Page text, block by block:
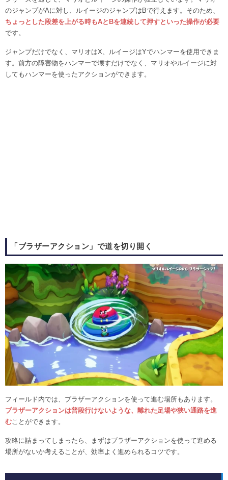
のジャンプがAに対し、ルイージのジャンプはBで行えます。そのため、
ちょっとした段差を上がる時もAとBを連続して押すといった操作が必要
です。
ジャンプだけでなく、マリオはX、ルイージはYでハンマーを使用できま
す。前方の障害物をハンマーで壊すだけでなく、マリオやルイージに対
してもハンマーを使ったアクションができます。
「ブラザーアクション」で道を切り開く
フィールド内では、ブラザーアクションを使って進む場所もあります。
ブラザーアクションは普段行けないような、離れた足場や狭い通路を進
む ことができます。
攻略に詰まってしまったら、まずはブラザーアクションを使って進める
場所がないか考えることが、効率よく進められるコツです。